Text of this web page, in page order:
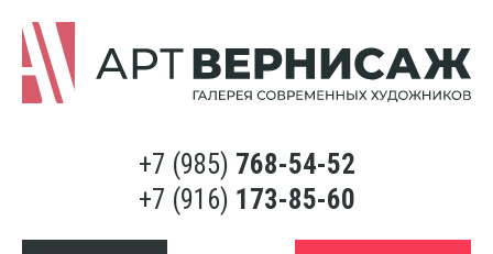
+7 (985) 768-54-52
+7 (916) 173-85-60